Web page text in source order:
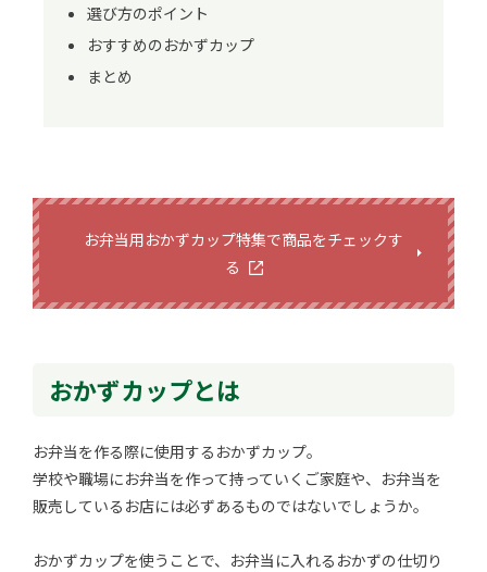
選び方のポイント
おすすめのおかずカップ
まとめ
お弁当用おかずカップ特集で商品をチェックす
る
おかずカップとは
お弁当を作る際に使用するおかずカップ。
学校や職場にお弁当を作って持っていくご家庭や、お弁当を
販売しているお店には必ずあるものではないでしょうか。
おかずカップを使うことで、お弁当に入れるおかずの仕切り